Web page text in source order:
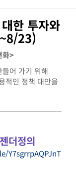
한 투자와
23)
화>
어 가기 위해
적인 정책 대안을
더정의
Y7sgrrpAQPJnT